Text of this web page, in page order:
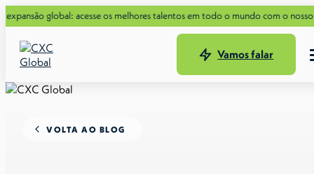
global: acesse os melhores talentos em todo o mundo com o nosso novo
Vamos falar
VOLTA AO BLOG